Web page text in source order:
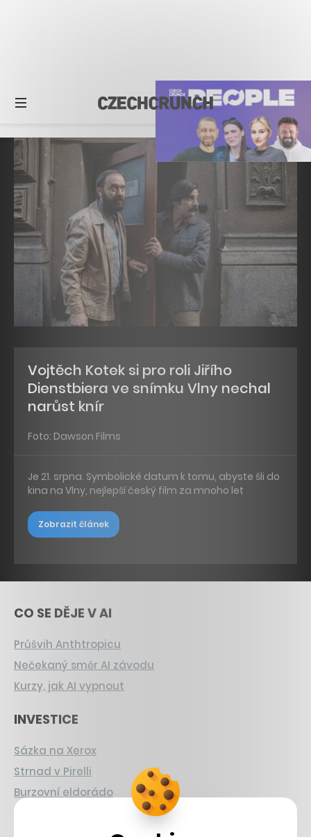
Vojtěch Kotek si pro roli Jiřího
Dienstbiera ve snímku Vlny nechal
narůst knír
Foto: Dawson Films
Je 21. srpna. Symbolické datum k tomu, abyste šli do
kina na Vlny, nejlepší český film za mnoho let
Zobrazit článek
CO SE DĚJE V AI
Průšvih Anthtropicu
Nečekaný směr AI závodu
Kurzy, jak AI vypnout
INVESTICE
Sázka na Xerox
Strnad v Pirelli
Burzovní eldorádo